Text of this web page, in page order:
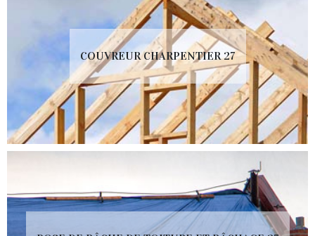
COUVREUR CHARPENTIER 27